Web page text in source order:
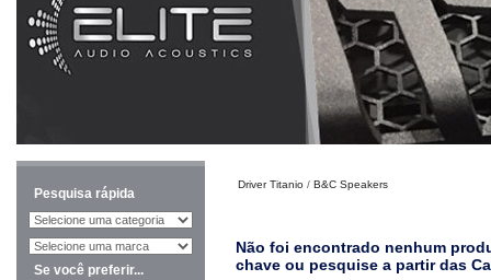
Pesquisa rápida
Se você preferir...
Driver Titanio / B&C Speakers
Não foi encontrado nenhum
chave ou pesquise a partir das